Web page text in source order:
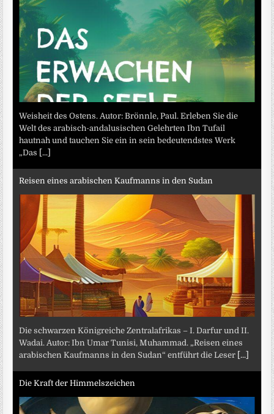
Weisheit des Ostens. Autor: Brönnle, Paul. Erleben Sie die
Welt des arabisch-andalusischen Gelehrten Ibn Tufail
hautnah und tauchen Sie ein in sein bedeutendstes Werk
„Das [...]
Reisen eines arabischen Kaufmanns in den Sudan
Die schwarzen Königreiche Zentralafrikas – I. Darfur und II.
Wadai. Autor: Ibn Umar Tunisi, Muhammad. „Reisen eines
arabischen Kaufmanns in den Sudan“ entführt die Leser [...]
Die Kraft der Himmelszeichen